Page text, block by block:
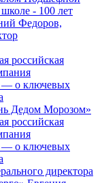
- 100 лет
Федоров,
российская
— о ключевых
Дедом Морозом»
российская
— о ключевых
директора